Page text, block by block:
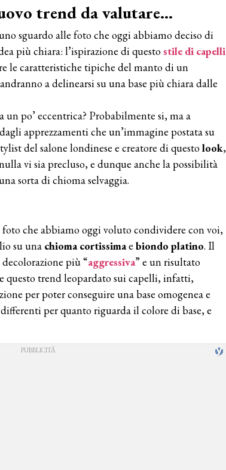
trend da valutare…
sguardo alle foto che oggi abbiamo deciso di
più chiara: l’ispirazione di questostile di capelli
le caratteristiche tipiche del manto di un
a delinearsi su una base più chiara dalle
un po’ eccentrica? Probabilmente si, ma a
apprezzamenti che un’immagine postata su
del salone londinese e creatore di questolook,
vi sia precluso, e dunque anche la possibilità
sorta di chioma selvaggia.
che abbiamo oggi voluto condividere con voi,
su una chioma cortissimae biondo platino. Il
più “aggressiva” e un risultato
questo trend leopardato sui capelli, infatti,
per poter conseguire una base omogenea e
per quanto riguarda il colore di base, e